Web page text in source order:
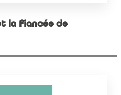
la fiancée de